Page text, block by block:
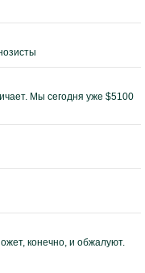
Мы сегодня уже $5100
конечно, и обжалуют.